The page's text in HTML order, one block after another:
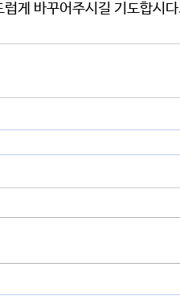
게 바꾸어주시길 기도합시